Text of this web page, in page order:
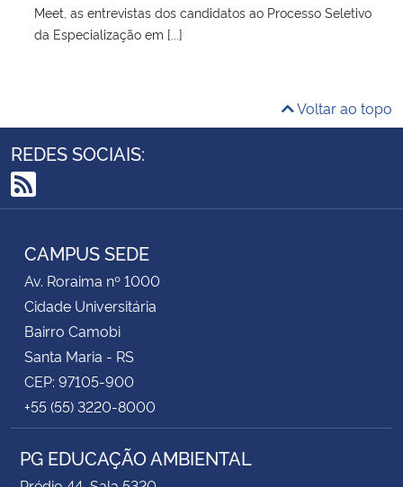
Meet, as entrevistas dos candidatos ao Processo Seletivo
da Especialização em [...]
Voltar ao topo
REDES SOCIAIS:
RSS
CAMPUS SEDE
Av. Roraima nº 1000
Cidade Universitária
Bairro Camobi
Santa Maria - RS
CEP: 97105-900
+55 (55) 3220-8000
PG EDUCAÇÃO AMBIENTAL